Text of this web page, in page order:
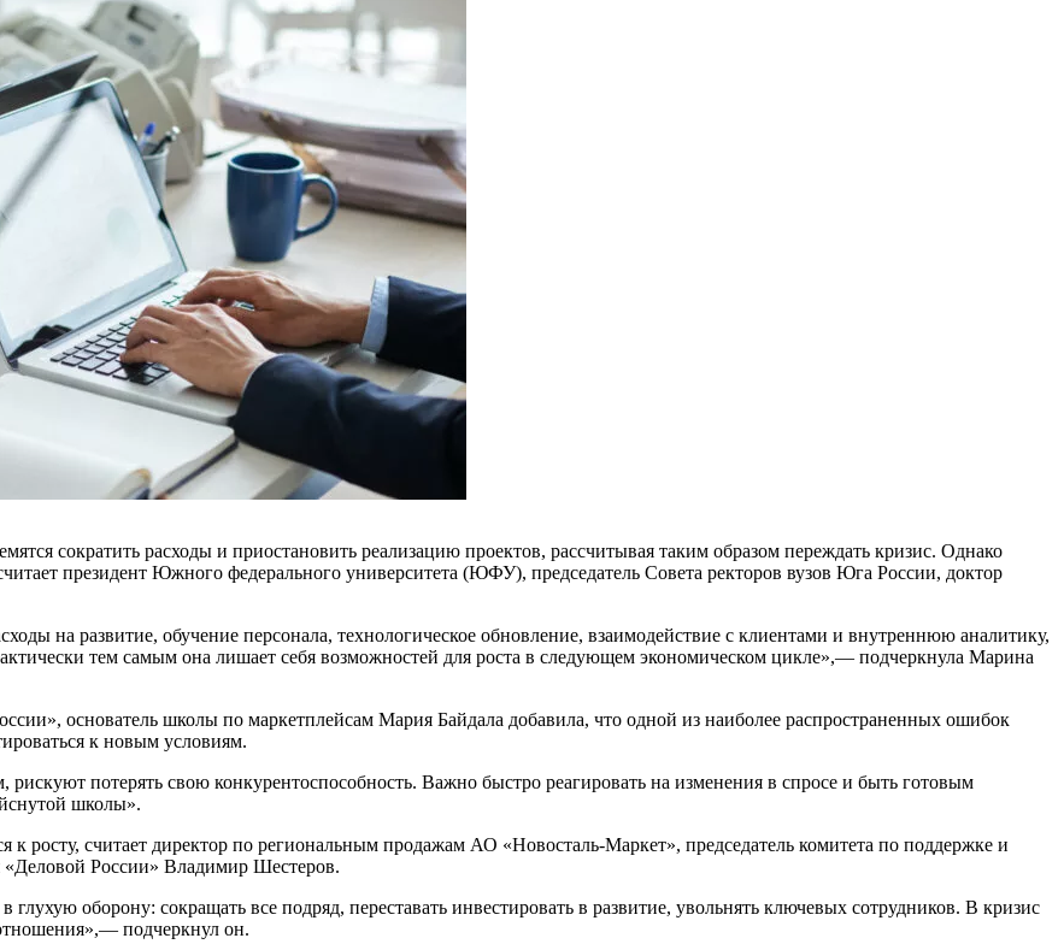
сократить расходы и приостановить реализацию проектов, рассчитывая таким образом переждать кризис. Однако
президент Южного федерального университета (ЮФУ), председатель Совета ректоров вузов Юга России, доктор
на развитие, обучение персонала, технологическое обновление, взаимодействие с клиентами и внутреннюю аналитику,
тем самым она лишает себя возможностей для роста в следующем экономическом цикле»,— подчеркнула Марина
основатель школы по маркетплейсам Мария Байдала добавила, что одной из наиболее распространенных ошибок
к новым условиям.
потерять свою конкурентоспособность. Важно быстро реагировать на изменения в спросе и быть готовым
школы».
к росту, считает директор по региональным продажам АО «Новосталь-Маркет», председатель комитета по поддержке и
России» Владимир Шестеров.
оборону: сокращать все подряд, переставать инвестировать в развитие, увольнять ключевых сотрудников. В кризис
подчеркнул он.